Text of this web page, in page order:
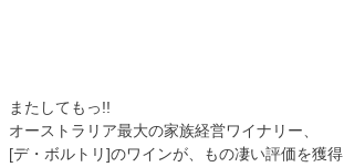
またしてもっ!!
オーストラリア最大の家族経営ワイナリー、
[デ・ボルトリ]のワインが、もの凄い評価を獲得